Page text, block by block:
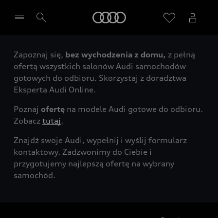
Wybierz Twojego Partnera Audi
Zapoznaj się, bez wychodzenia z domu, z pełną
ofertą wszystkich salonów Audi samochodów
gotowych do odbioru. Skorzystaj z doradztwa
Eksperta Audi Online.
Poznaj ofertę na modele Audi gotowe do odbioru.
Zobacz tutaj.
Znajdź swoje Audi, wypełnij i wyślij formularz
kontaktowy. Zadzwonimy do Ciebie i
przygotujemy najlepszą ofertę na wybrany
samochód.